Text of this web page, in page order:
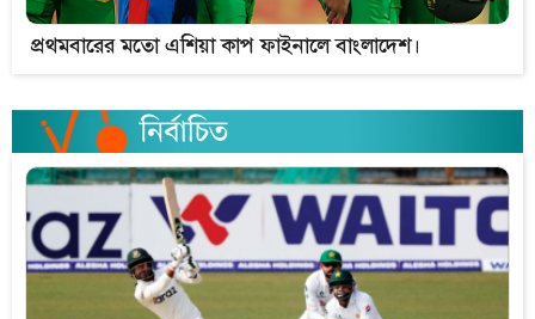
প্রথমবারের মতো এশিয়া কাপ ফাইনালে বাংলাদেশ।